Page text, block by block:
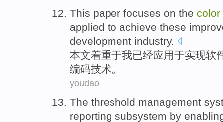
This paper focuses on the color
applied to achieve these
development industry.
本文着重于我已经应用于实现软
编码技术。
youdao
The threshold management
reporting subsystem by